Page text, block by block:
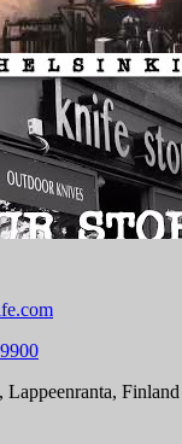
Lappeenranta, Finland